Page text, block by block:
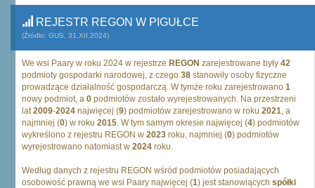
REJESTR REGON W PIGUŁCE
(Źródło: GUS, 31.XII.2024)
We wsi Paary w roku 2024 w rejestrze REGON zarejestrowane były 42
podmioty gospodarki narodowej, z czego 38 stanowiły osoby fizyczne
prowadzące działalność gospodarczą. W tymże roku zarejestrowano 1
nowy podmiot, a 0 podmiotów zostało wyrejestrowanych. Na przestrzeni
lat2009-2024 najwięcej (9) podmiotów zarejestrowano w roku 2021, a
najmniej (0) w roku 2015. W tym samym okresie najwięcej (4) podmiotów
wykreślono z rejestru REGON w 2023 roku, najmniej (0) podmiotów
wyrejestrowano natomiast w 2024 roku.
Według danych z rejestru REGON wśród podmiotów posiadających
osobowość prawną we wsi Paary najwięcej (1) jest stanowiących spółki